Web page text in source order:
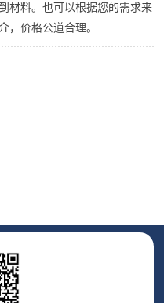
材料。也可以根据您的需求来
，价格公道合理。